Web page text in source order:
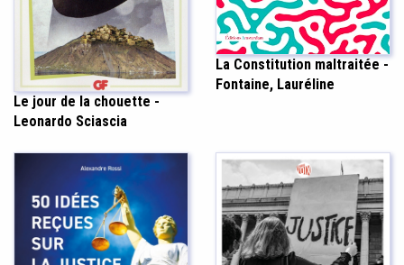
Le jour de la chouette -
Leonardo Sciascia
La Constitution maltraitée -
Fontaine, Lauréline